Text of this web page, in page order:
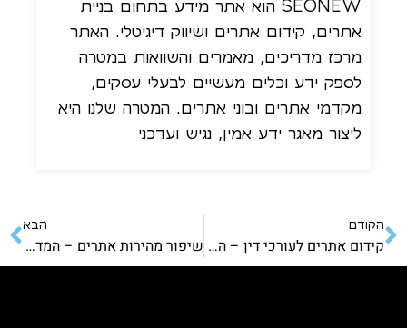
SEONEW הוא אתר מידע בתחום בניית
אתרים, קידום אתרים ושיווק דיגיטלי. האתר
מרכז מדריכים, מאמרים והשוואות במטרה
לספק ידע וכלים מעשיים לבעלי עסקים,
מקדמי אתרים ובוני אתרים. המטרה שלנו היא
ליצור מאגר ידע אמין, נגיש ועדכני
הקודם
קידום אתרים לעורכי דין – המדריך המקיף 📊
הבא
שיפור מהירות אתרים – המדריך המקיף 🚀